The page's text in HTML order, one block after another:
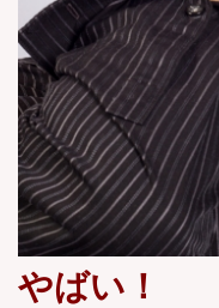
やばい！